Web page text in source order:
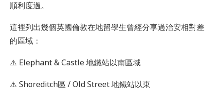
順利度過。
這裡列出幾個英國倫敦在地留學生曾經分享過治安相對差
的區域：
⚠️ Elephant & Castle 地鐵站以南區域
⚠️ Shoreditch區 / Old Street 地鐵站以東